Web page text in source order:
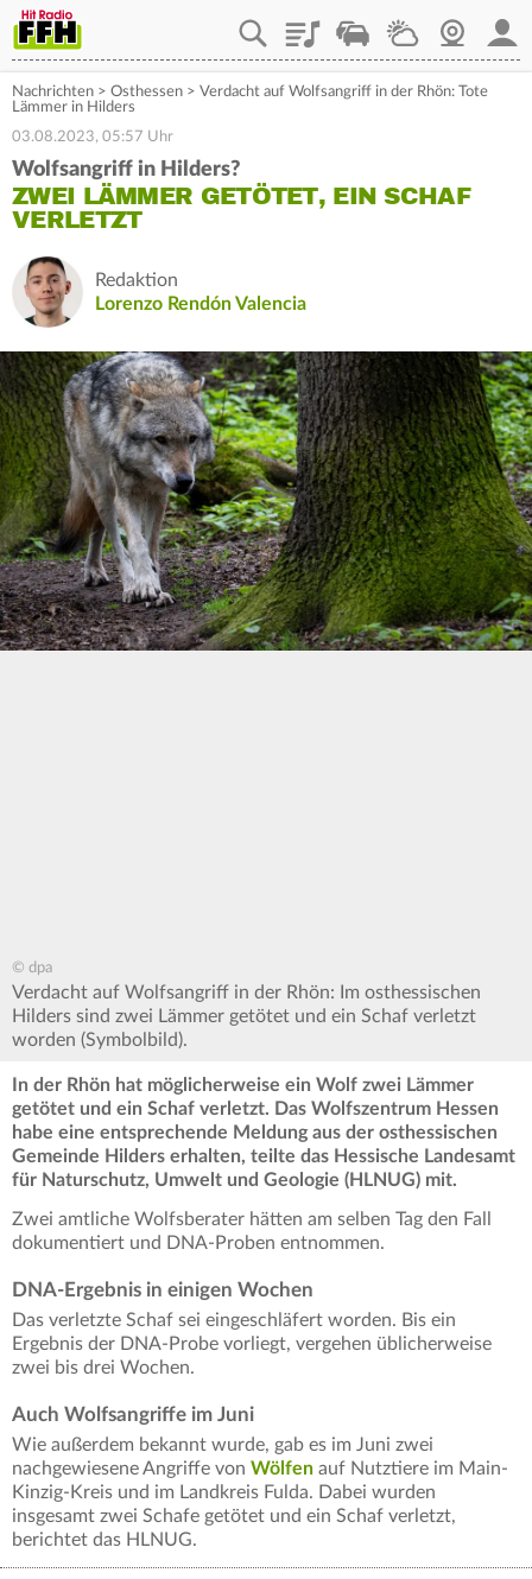
PlaylistStaupilotWetterWebcam
Nachrichten > Osthessen > Verdacht auf Wolfsangriff in der Rhön: Tote
Lämmer in Hilders
03.08.2023, 05:57 Uhr
Wolfsangriff in Hilders?
ZWEI LÄMMER GETÖTET, EIN SCHAF
VERLETZT
Redaktion
Lorenzo Rendón Valencia
© dpa
Verdacht auf Wolfsangriff in der Rhön: Im osthessischen
Hilders sind zwei Lämmer getötet und ein Schaf verletzt
worden (Symbolbild).
In der Rhön hat möglicherweise ein Wolf zwei Lämmer
getötet und ein Schaf verletzt. Das Wolfszentrum Hessen
habe eine entsprechende Meldung aus der osthessischen
Gemeinde Hilders erhalten, teilte das Hessische Landesamt
für Naturschutz, Umwelt und Geologie (HLNUG) mit.
Zwei amtliche Wolfsberater hätten am selben Tag den Fall
dokumentiert und DNA-Proben entnommen.
DNA-Ergebnis in einigen Wochen
Das verletzte Schaf sei eingeschläfert worden. Bis ein
Ergebnis der DNA-Probe vorliegt, vergehen üblicherweise
zwei bis drei Wochen.
Auch Wolfsangriffe im Juni
Wie außerdem bekannt wurde, gab es im Juni zwei
nachgewiesene Angriffe von Wölfen auf Nutztiere im Main-
Kinzig-Kreis und im Landkreis Fulda. Dabei wurden
insgesamt zwei Schafe getötet und ein Schaf verletzt,
berichtet das HLNUG.